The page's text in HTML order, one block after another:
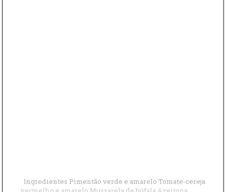
Ingredientes Pimentão verde e amarelo Tomate-cereja